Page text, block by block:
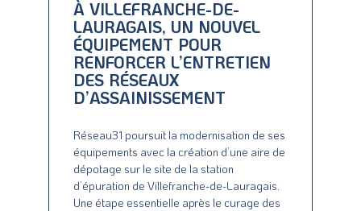
À VILLEFRANCHE-DE-
LAURAGAIS, UN NOUVEL
ÉQUIPEMENT POUR
RENFORCER L’ENTRETIEN
DES RÉSEAUX
D’ASSAINISSEMENT
Réseau31 poursuit la modernisation de ses
équipements avec la création d’une aire de
dépotage sur le site de la station
d’épuration de Villefranche-de-Lauragais.
Une étape essentielle après le curage des